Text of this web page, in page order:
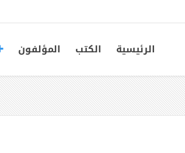
الرئيسية الكتب المؤلفون